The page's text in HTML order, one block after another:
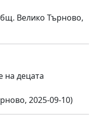
Велико Търново,
децата
2025-09-10)